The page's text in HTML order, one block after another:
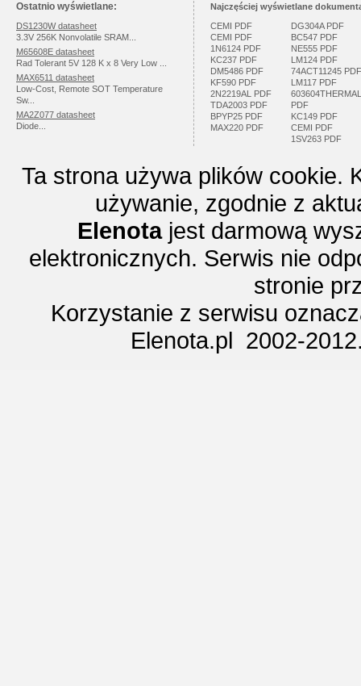
Ostatnio wyświetlane:
DS1230W datasheet
3.3V 256K Nonvolatile SRAM...
M65608E datasheet
Rad Tolerant 5V 128 K x 8 Very Low ...
MAX6511 datasheet
Low-Cost, Remote SOT Temperature
Sw...
MA2Z077 datasheet
Diode...
Najczęściej wyświetlane
CEMI PDF
CEMI PDF
1N6124 PDF
KC237 PDF
DM5486 PDF
KF590 PDF
2N2219AL PDF
TDA2003 PDF
BPYP25 PDF
MAX220 PDF
DG304A PDF
BC547 PDF
NE555 PDF
LM124 PDF
74ACT11245 PDF
LM117 PDF
603604THERMAL
PDF
KC149 PDF
CEMI PDF
1SV263 PDF
Ta strona używa plików cookie.
używanie, zgodnie z
Elenotajest darmową
elektronicznych. Serwis nie
stronie
Korzystanie z serwisu
Elenota.pl 2002-